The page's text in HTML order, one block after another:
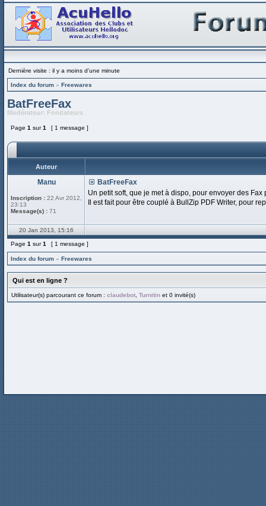
Dernière visite : il y a moins d’une minute
Index du forum » Freewares
BatFreeFax
Modérateur: Fondateurs
Page 1 sur1 [ 1 message ]
Auteur
Manu
Inscription : 22 Avr 2012,
23:13
Message(s) : 71
BatFreeFax
Un petit soft, que je met à dispo, pour envoyer des
Il est fait pour être couplé à BullZip PDF Writer, pour
20 Jan 2013, 15:16
Page 1 sur1 [ 1 message ]
Index du forum » Freewares
Qui est en ligne ?
Utilisateur(s) parcourant ce forum : claudebot Turnitin et 0 invité(s)